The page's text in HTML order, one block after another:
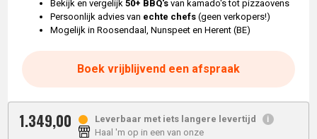
1.349,00
Leverbaar met iets langere levertijd
Haal 'm op in een van onze
Bekijk en vergelijk50+ BBQ's van kamado's tot pizzaovens
Persoonlijk advies van echte chefs (geen verkopers!)
Mogelijk in Roosendaal, Nunspeet en Herent (BE)
Boek vrijblijvend een afspraak